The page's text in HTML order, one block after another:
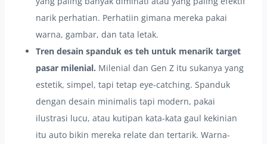
narik perhatian. Perhatiin gimana mereka pakai
warna, gambar, dan tata letak.
Tren desain spanduk es teh untuk menarik target
pasar milenial. Milenial dan Gen Z itu sukanya yang
estetik, simpel, tapi tetap eye-catching. Spanduk
dengan desain minimalis tapi modern, pakai
ilustrasi lucu, atau kutipan kata-kata gaul kekinian
itu auto bikin mereka relate dan tertarik. Warna-